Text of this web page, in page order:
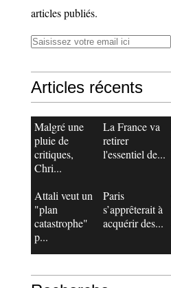
articles publiés.
Articles récents
Malgré une
pluie de
critiques,
Chri...
La France va
retirer
l'essentiel de...
Attali veut un
"plan
catastrophe"
p...
Paris
s’apprêterait à
acquérir des...